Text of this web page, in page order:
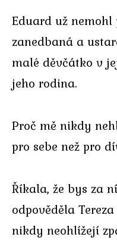
Eduard už nemohl
zanedbaná a
malé děvčátko v
jeho rodina.
Proč mě nikdy
pro sebe než pro
Říkala, že bys za
odpověděla
nikdy neohlížejí